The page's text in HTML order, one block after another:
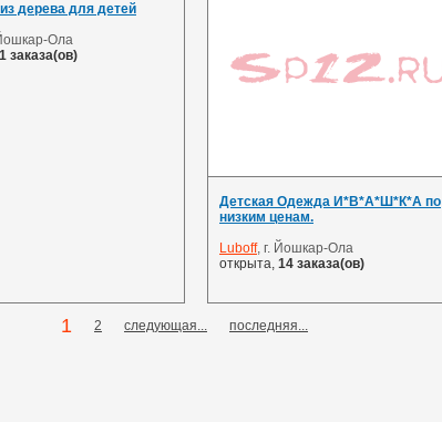
дерева для детей
Ола
1 заказа(ов)
Детская Одежда И*В*А*Ш*К*А по
низким ценам.
Luboff, г. Йошкар-Ола
открыта, 14 заказа(ов)
1 2 следующая... последняя...